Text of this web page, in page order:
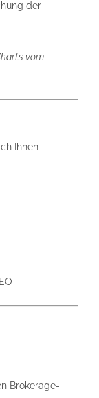
der
vom
Ihnen
Brokerage-